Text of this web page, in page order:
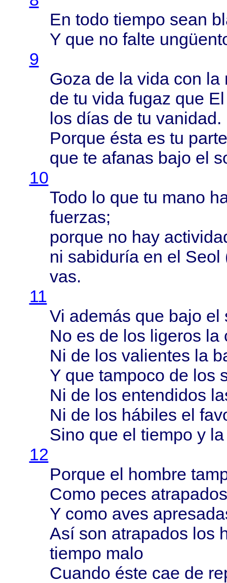
En todo tiempo sean
Y que no falte
9
Gozade la vidacon la
de tu vida fugaz que
los días de tu vanidad.
Porque éstaes tu parte
que te afanas bajo el
10
Todo lo que tu mano
fuerzas;
porque no hay
ni sabiduríaen el Seol
vas.
11
Vi además que bajo el
No es de los ligeros la
Ni de los valientes la
Y que tampoco de los
Ni de los entendidos
Ni de los hábiles el
Sino que el tiempo y
12
Porque el hombre
Como peces atrapados
Y como aves
Asíson atrapados los
tiempo malo
Cuando éste cae de